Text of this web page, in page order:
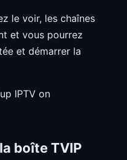
le voir, les chaînes
et vous pourrez
et démarrer la
boîte TVIP